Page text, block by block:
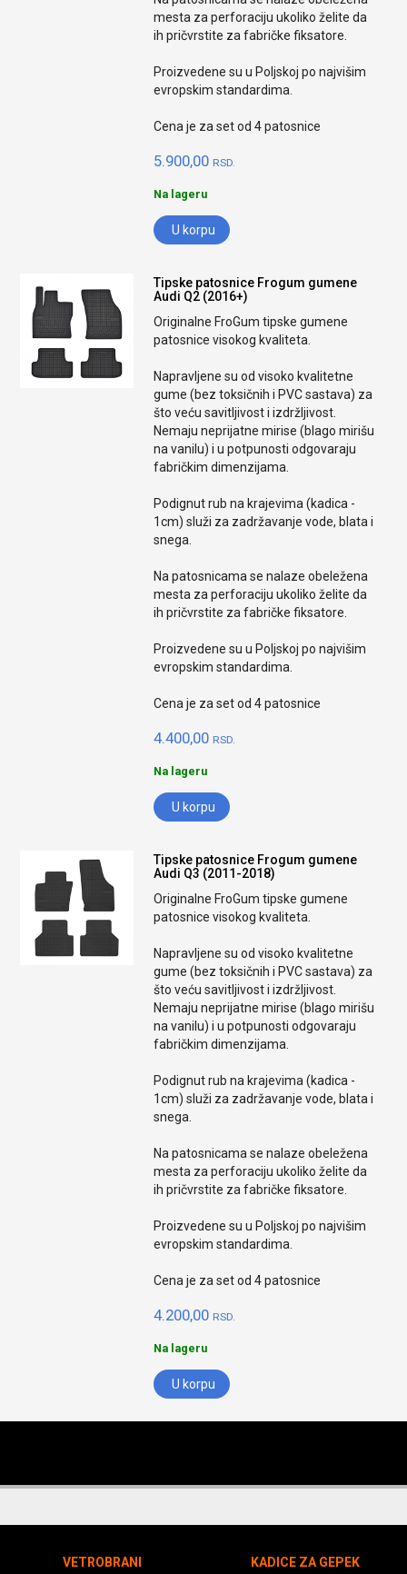
mesta za perforaciju ukoliko želite da
ih pričvrstite za fabričke fiksatore.
Proizvedene su u Poljskoj po najvišim
evropskim standardima.
Cena je za set od 4 patosnice
5.900,00 RSD.
Na lageru
U korpu
Tipske patosnice Frogum gumene
Audi Q2 (2016+)
Originalne FroGum tipske gumene
patosnice visokog kvaliteta.
Napravljene su od visoko kvalitetne
gume (bez toksičnih i PVC sastava) za
što veću savitljivost i izdržljivost.
Nemaju neprijatne mirise (blago mirišu
na vanilu) i u potpunosti odgovaraju
fabričkim dimenzijama.
Podignut rub na krajevima (kadica -
1cm) služi za zadržavanje vode, blata i
snega.
Na patosnicama se nalaze obeležena
mesta za perforaciju ukoliko želite da
ih pričvrstite za fabričke fiksatore.
Proizvedene su u Poljskoj po najvišim
evropskim standardima.
Cena je za set od 4 patosnice
4.400,00 RSD.
Na lageru
U korpu
Tipske patosnice Frogum gumene
Audi Q3 (2011-2018)
Originalne FroGum tipske gumene
patosnice visokog kvaliteta.
Napravljene su od visoko kvalitetne
gume (bez toksičnih i PVC sastava) za
što veću savitljivost i izdržljivost.
Nemaju neprijatne mirise (blago mirišu
na vanilu) i u potpunosti odgovaraju
fabričkim dimenzijama.
Podignut rub na krajevima (kadica -
1cm) služi za zadržavanje vode, blata i
snega.
Na patosnicama se nalaze obeležena
mesta za perforaciju ukoliko želite da
ih pričvrstite za fabričke fiksatore.
Proizvedene su u Poljskoj po najvišim
evropskim standardima.
Cena je za set od 4 patosnice
4.200,00 RSD.
Na lageru
U korpu
VETROBRANI KADICE ZA GEPEK